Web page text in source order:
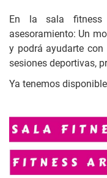
En la sala fitness
asesoramiento: Un
y podrá ayudarte
sesiones deportivas,
Ya tenemos